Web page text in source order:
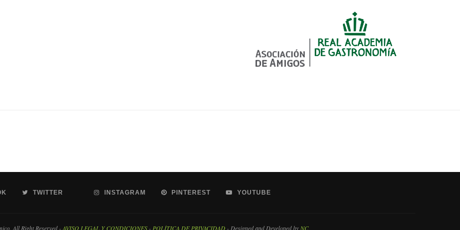
TWITTER INSTAGRAM PINTEREST YOUTUBE
All Right Reserved -AVISO LEGAL Y CONDICIONES- POLÍTICA DE PRIVACIDAD- Designed and Developed byNC